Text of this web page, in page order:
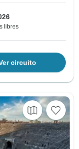
libres
circuito